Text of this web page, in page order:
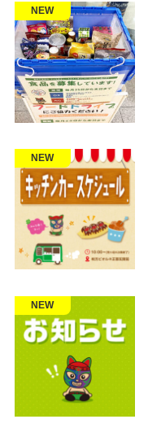
NEW
地域貢献
NEW
お知らせ
NEW
お知らせ